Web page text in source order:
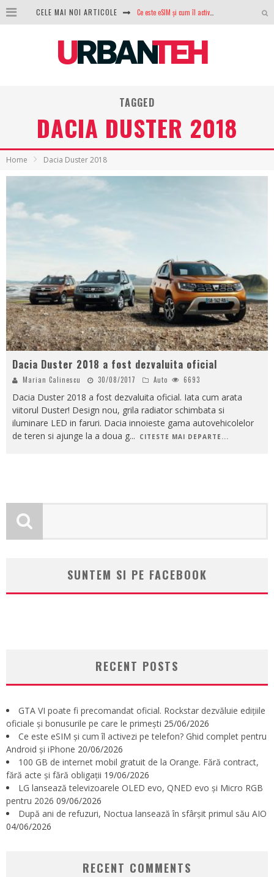
CELE MAI NOI ARTICOLE Ce este eSIM și cum îl activezi pe telefon? Ghid complet pentru Android și iPhone
Analiza producției fotovoltaice în România – cât produce un sistem solar pe timp de iarnă?
TAGGED
DACIA DUSTER 2018
Home Dacia Duster 2018
Dacia Duster 2018 a fost dezvaluita oficial
Marian Calinescu 30/08/2017 Auto 6693
Dacia Duster 2018 a fost dezvaluita oficial. Iata cum arata
viitorul Duster! Design nou, grila radiator schimbata si
iluminare LED in faruri. Dacia innoieste gama autovehicolelor
de teren si ajunge la a doua g... CITESTE MAI DEPARTE...
SUNTEM SI PE FACEBOOK
RECENT POSTS
GTA VI poate fi precomandat oficial. Rockstar dezvăluie edițiile
oficiale și bonusurile pe care le primești 25/06/2026
Ce este eSIM și cum îl activezi pe telefon? Ghid complet pentru
Android și iPhone 20/06/2026
100 GB de internet mobil gratuit de la Orange. Fără contract,
fără acte și fără obligații 19/06/2026
LG lansează televizoarele OLED evo, QNED evo și Micro RGB
pentru 2026 09/06/2026
După ani de refuzuri, Noctua lansează în sfârșit primul său AIO
04/06/2026
RECENT COMMENTS